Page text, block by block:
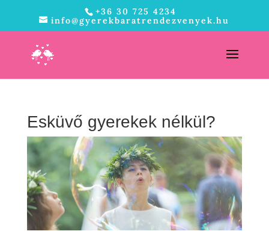
+36 30 725 4234
info@gyerekbaratrendezvenyek.hu
Esküvő gyerekek nélkül?